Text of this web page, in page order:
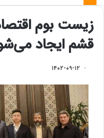
زیست بوم
قشم ایجاد
۱۴۰۲-۰۹-۱۲